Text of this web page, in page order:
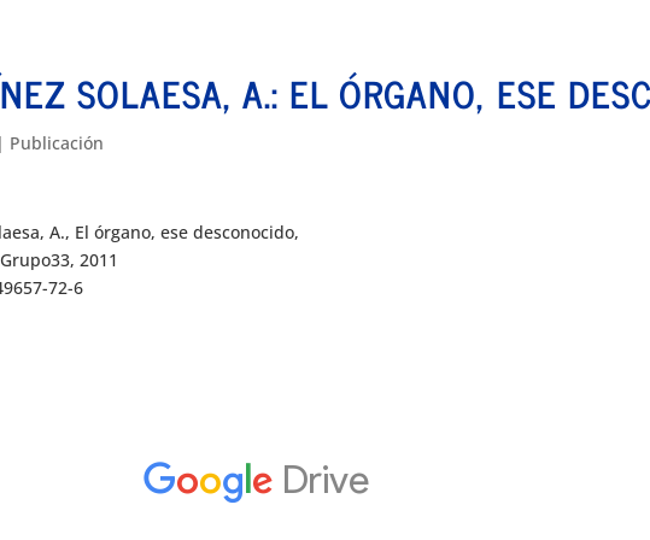
SOLAESA, A.: EL ÓRGANO, ESE
| Publicación
A., El órgano, ese desconocido,
2011
72-6